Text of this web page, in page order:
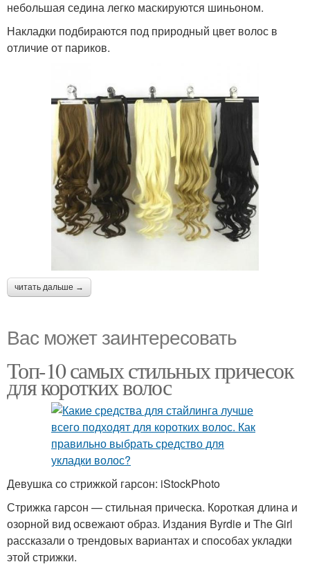
небольшая седина легко маскируются шиньоном.
Накладки подбираются под природный цвет волос в
отличие от париков.
читать дальше →
Вас может заинтересовать
Топ-10 самых стильных причесок
для коротких волос
Девушка со стрижкой гарсон: iStockPhoto
Стрижка гарсон — стильная прическа. Короткая длина и
озорной вид освежают образ. Издания Byrdie и The Girl
рассказали о трендовых вариантах и способах укладки
этой стрижки.